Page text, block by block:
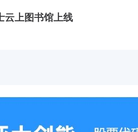
云上图书馆上线